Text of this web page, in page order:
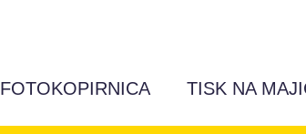
FOTOKOPIRNICA TISK NA